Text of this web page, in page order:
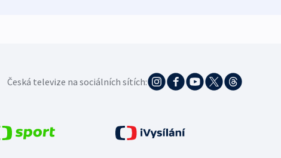
Česká televize na sociálních sítích: